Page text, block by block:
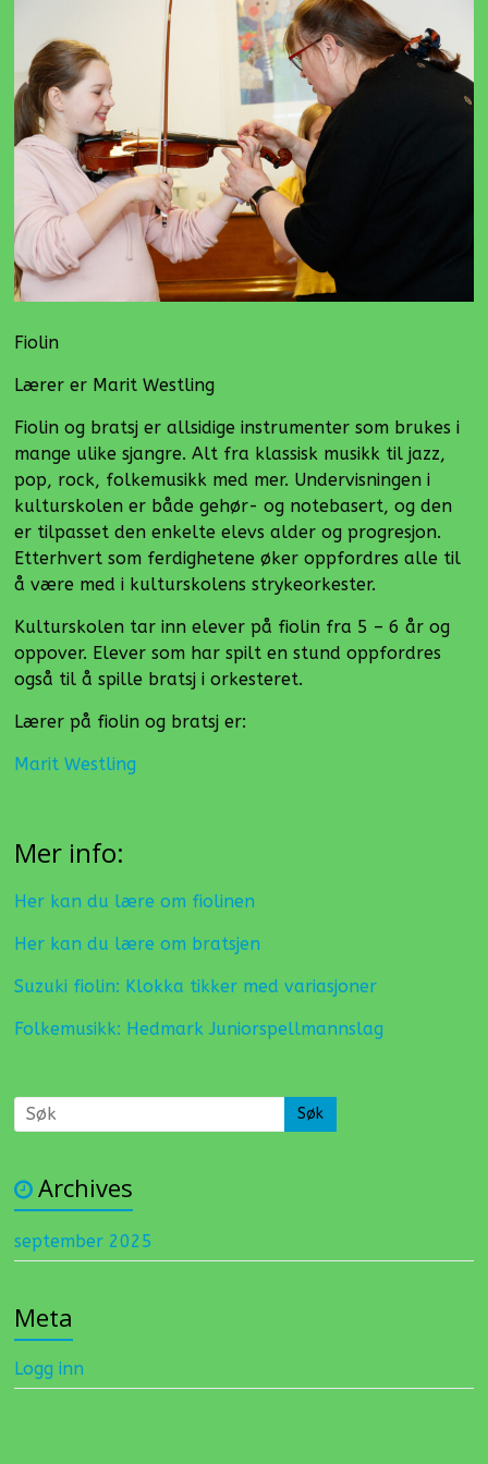
Fiolin
Lærer er Marit Westling
Fiolin og bratsj er allsidige instrumenter som brukes i
mange ulike sjangre. Alt fra klassisk musikk til jazz,
pop, rock, folkemusikk med mer. Undervisningen i
kulturskolen er både gehør- og notebasert, og den
er tilpasset den enkelte elevs alder og progresjon.
Etterhvert som ferdighetene øker oppfordres alle til
å være med i kulturskolens strykeorkester.
Kulturskolen tar inn elever på fiolin fra 5 – 6 år og
oppover. Elever som har spilt en stund oppfordres
også til å spille bratsj i orkesteret.
Lærer på fiolin og bratsj er:
Marit Westling
Mer info:
Her kan du lære om fiolinen
Her kan du lære om bratsjen
Suzuki fiolin: Klokka tikker med variasjoner
Folkemusikk: Hedmark Juniorspellmannslag
Archives
september 2025
Meta
Logg inn